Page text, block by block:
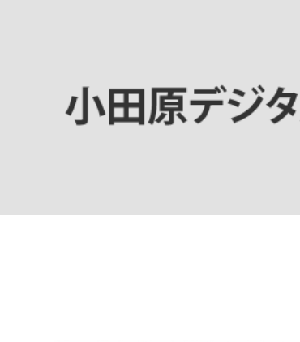
高校生・大学生など
妊産婦